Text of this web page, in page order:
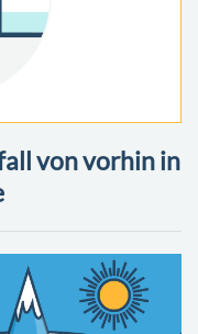
von vorhin in